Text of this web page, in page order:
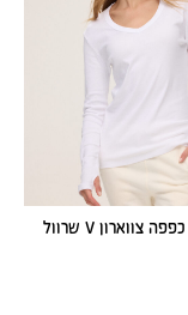
חולצת ריב כפפה צווארון V שרוול